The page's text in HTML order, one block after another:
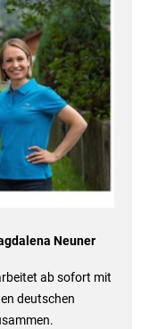
Neuner
ab sofort mit
deutschen